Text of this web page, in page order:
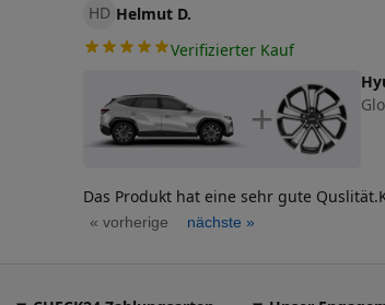
HD Helmut D.
Verifizierter Kauf
+
Das Produkt hat eine sehr gute
« vorherige nächste »